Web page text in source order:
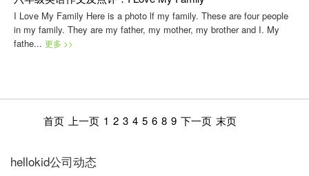
I Love My Family Here is a photo lf my family. These are four people
in my family. They are my father, my mother, my brother and I. My
fathe... 更多 >>
首页 上一页 1 2 3 4 5 6 8 9 下一页 末页
hellokid公司动态